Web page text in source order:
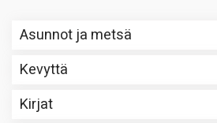
Asunnot ja metsä
Kevyttä
Kirjat